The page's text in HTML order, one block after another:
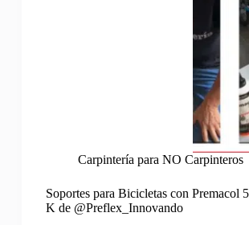
Carpintería para NO Carpinteros
Soportes para Bicicletas con Premacol
K de @Preflex_Innovando